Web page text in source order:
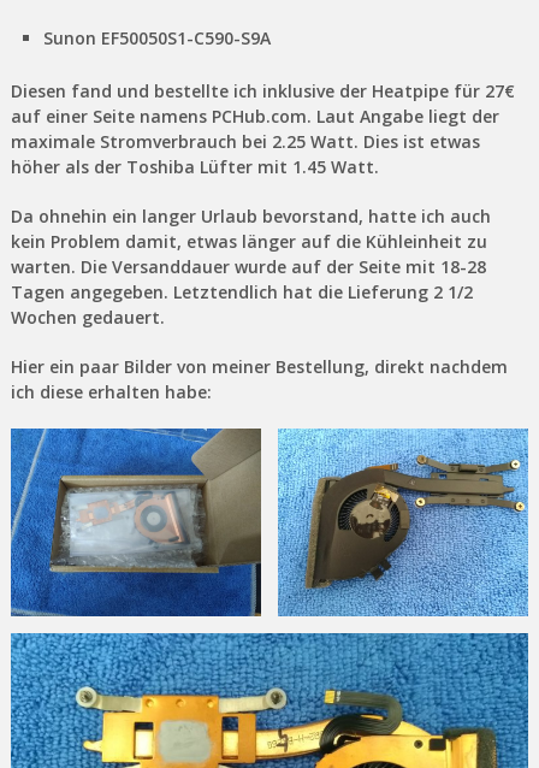
Sunon EF50050S1-C590-S9A
Diesen fand und bestellte ich inklusive der Heatpipe für 27€
auf einer Seite namens PCHub.com. Laut Angabe liegt der
maximale Stromverbrauch bei 2.25 Watt. Dies ist etwas
höher als der Toshiba Lüfter mit 1.45 Watt.
Da ohnehin ein langer Urlaub bevorstand, hatte ich auch
kein Problem damit, etwas länger auf die Kühleinheit zu
warten. Die Versanddauer wurde auf der Seite mit 18-28
Tagen angegeben. Letztendlich hat die Lieferung 2 1/2
Wochen gedauert.
Hier ein paar Bilder von meiner Bestellung, direkt nachdem
ich diese erhalten habe: